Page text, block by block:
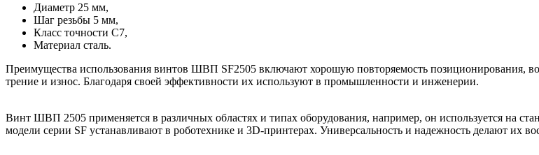
Диаметр 25 мм,
Шаг резьбы 5 мм,
Класс точности C7,
Материал сталь.
Преимущества использования винтов ШВП SF2505 включают хорошую повторяемость позиционирования,
трение и износ. Благодаря своей эффективности их используют в промышленности и инженерии.
Винт ШВП 2505 применяется в различных областях и типах оборудования, например, он используется на
модели серии SF устанавливают в роботехнике и 3D-принтерах. Универсальность и надежность делают их